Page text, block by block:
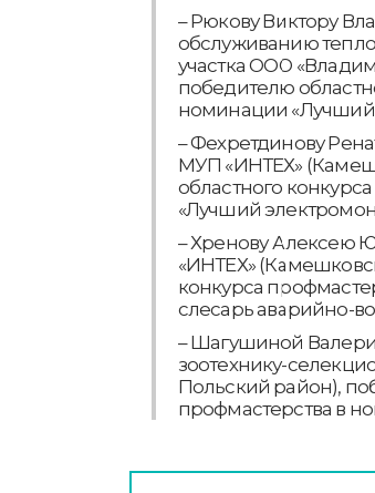
– Рюкову Виктору
обслуживанию
участка ООО
победителю
номинации «Лучший
– Фехретдинову
МУП «ИНТЕХ»
областного
«Лучший
– Хренову Алексею
«ИНТЕХ»
конкурса
слесарь аварийно-
– Шагушиной
зоотехнику-
Польский район),
профмастерства в